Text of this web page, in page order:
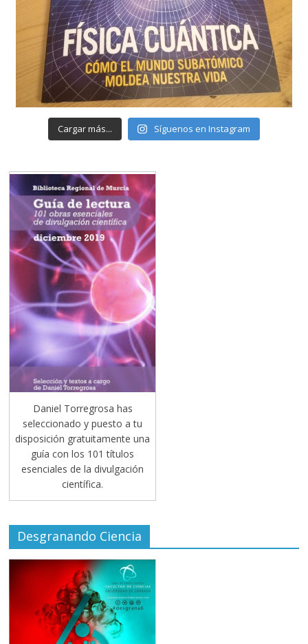
Cargar más... Síguenos en Instagram
Daniel Torregrosa has
seleccionado y puesto a tu
disposición gratuitamente una
guía con los 101 títulos
esenciales de la divulgación
científica.
Desgranando Ciencia